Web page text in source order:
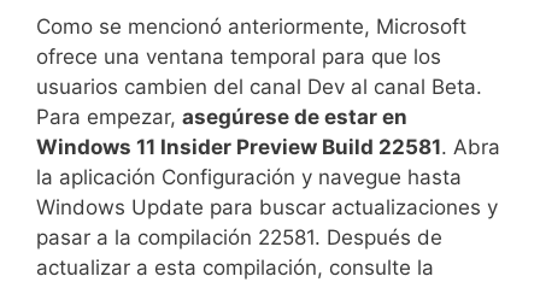
Como se mencionó anteriormente, Microsoft
ofrece una ventana temporal para que los
usuarios cambien del canal Dev al canal Beta.
Para empezar, asegúrese de estar en
Windows 11 Insider Preview Build 22581. Abra
la aplicación Configuración y navegue hasta
Windows Update para buscar actualizaciones y
pasar a la compilación 22581. Después de
actualizar a esta compilación, consulte la